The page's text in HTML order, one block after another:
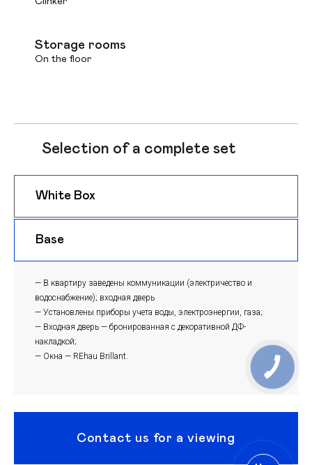
Storage rooms
On the floor
Selection of a complete set
White Box
Base
— В квартиру заведены коммуникации (электричество и
водоснабжение); входная дверь
— Установлены приборы учета воды, электроэнергии, газа;
— Входная дверь — бронированная с декоративной ДФ-
накладкой;
— Окна — REhau Brillant.
Contact us for a viewing